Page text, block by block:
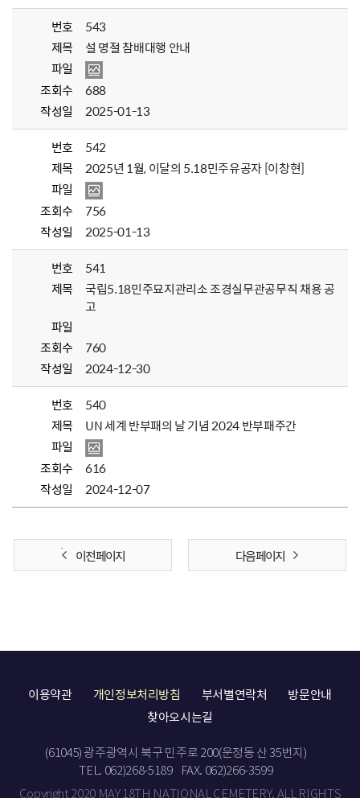
번호
543
제목
설 명절 참배대행 안내
파일
조회수
688
작성일
2025-01-13
번호
542
제목
2025년 1월, 이달의 5.18민주유공자 [이창현]
파일
조회수
756
작성일
2025-01-13
번호
541
제목
국립5.18민주묘지관리소 조경실무관공무직 채용 공
고
파일
조회수
760
작성일
2024-12-30
번호
540
제목
UN 세계 반부패의 날 기념 2024 반부패주간
파일
조회수
616
작성일
2024-12-07
이전 페이지 다음 페이지
이용약관 개인정보처리방침 부서별연락처
방문안내
찾아오시는길
(61045) 광주광역시 북구 민주로 200(운정동 산 35번지)
TEL. 062)268-5189
FAX. 062)266-3599
Copyright 2020 MAY 18TH NATIONAL CEMETERY. ALL RIGHTS